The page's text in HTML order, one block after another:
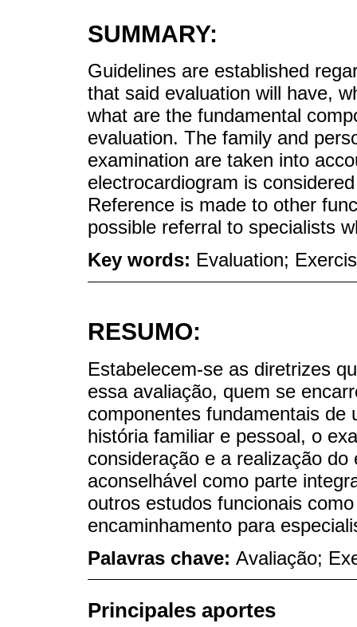
SUMMARY:
Guidelines are established
that said evaluation will have,
what are the fundamental
evaluation. The family and
examination are taken into
electrocardiogram is
Reference is made to other
possible referral to specialists
Key words: Evaluation;
RESUMO:
Estabelecem-se as diretrizes
essa avaliação, quem se
componentes fundamentais de
história familiar e pessoal, o
consideração e a realização
aconselhável como parte
outros estudos funcionais
encaminhamento para
Palavras chave: Avaliação;
Principales aportes